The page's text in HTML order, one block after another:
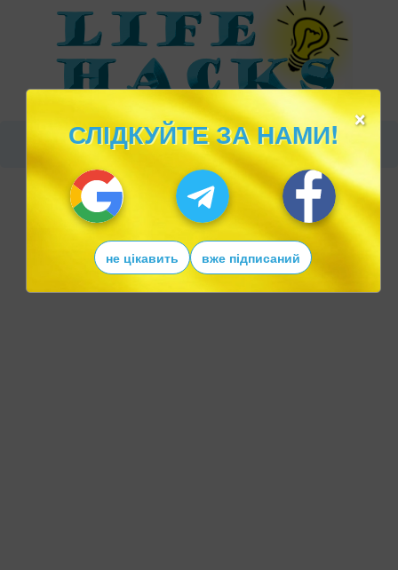
×
СЛІДКУЙТЕ ЗА НАМИ!
не цікавить вже підписаний